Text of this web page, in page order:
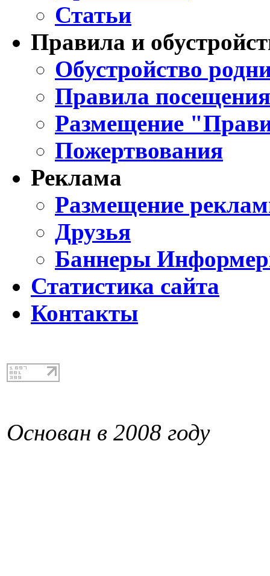
Статьи
Правила и
Обустройство
Правила
Размещение
Пожертвования
Реклама
Размещение
Друзья
Баннеры
Статистика сайта
Контакты
Основан в 2008 году